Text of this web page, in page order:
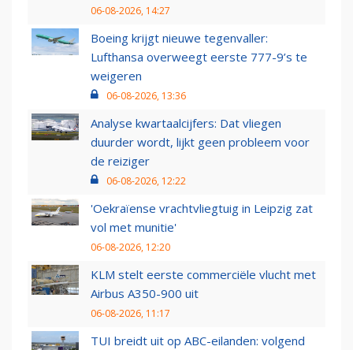
06-08-2026, 14:27
Boeing krijgt nieuwe tegenvaller:
Lufthansa overweegt eerste 777-9’s te
weigeren
06-08-2026, 13:36
Analyse kwartaalcijfers: Dat vliegen
duurder wordt, lijkt geen probleem voor
de reiziger
06-08-2026, 12:22
'Oekraïense vrachtvliegtuig in Leipzig zat
vol met munitie'
06-08-2026, 12:20
KLM stelt eerste commerciële vlucht met
Airbus A350-900 uit
06-08-2026, 11:17
TUI breidt uit op ABC-eilanden: volgend